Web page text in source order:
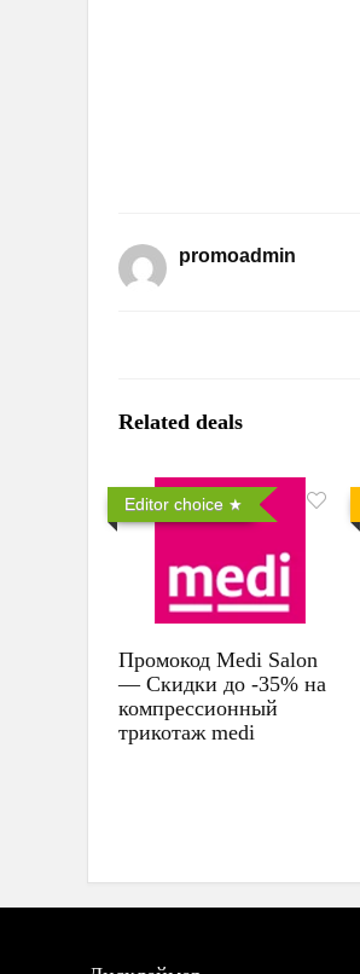
promoadmin
Related deals
Editor choice
Промокод Medi Salon
— Скидки до -35% на
компрессионный
трикотаж medi